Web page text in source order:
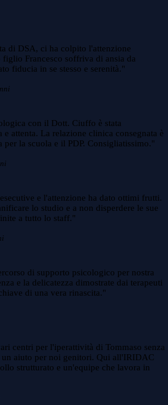
di DSA, ci ha colpito l'attenzione
Francesco soffriva di ansia da
fiducia in se stesso e serenità."
con il Dott. Ciuffo è stata
e attenta. La relazione clinica consegnata è
per la scuola e il PDP. Consigliatissimo."
e l'attenzione ha dato ottimi frutti.
lo studio e a non disperdere le sue
a tutto lo staff."
di supporto psicologico per nostra
e la delicatezza dimostrate dai terapeuti
di una vera rinascita."
centri per l'iperattività di Tommaso senza
un aiuto per noi genitori. Qui all'IRIDAC
strutturato e un'equipe che lavora in